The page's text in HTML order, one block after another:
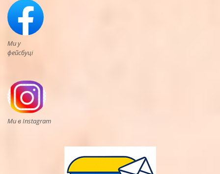
Ми у
фейсбуці
Ми в Instagram